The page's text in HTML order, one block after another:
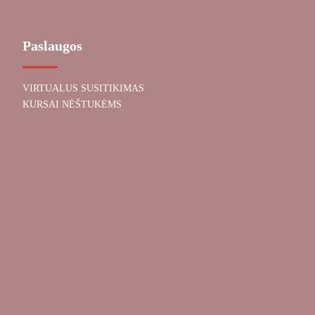
Paslaugos
VIRTUALUS SUSITIKIMAS
KURSAI NĖŠTUKĖMS